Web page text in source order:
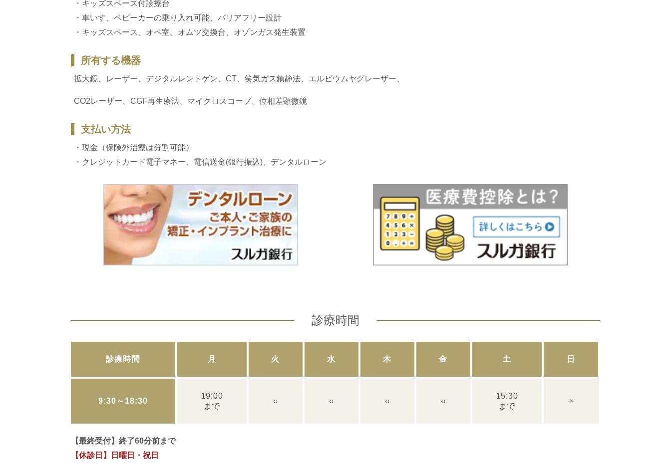
・キッズスペース付診療台
・車いす、ベビーカーの乗り入れ可能、バリアフリー設計
・キッズスペース、オペ室、オムツ交換台、オゾンガス発生装置
所有する機器
拡大鏡、レーザー、デジタルレントゲン、CT、笑気ガス鎮静法、エルビウムヤグレーザー、
CO2レーザー、CGF再生療法、マイクロスコープ、位相差顕微鏡
支払い方法
・現金（保険外治療は分割可能）
・クレジットカード電子マネー、電信送金(銀行振込)、デンタルローン
診療時間
診療時間 月 火 水 木 金 土 日
9:30～18:30
19:00
まで
○ ○ ○ ○
15:30
まで
×
【最終受付】終了60分前まで
【休診日】日曜日・祝日